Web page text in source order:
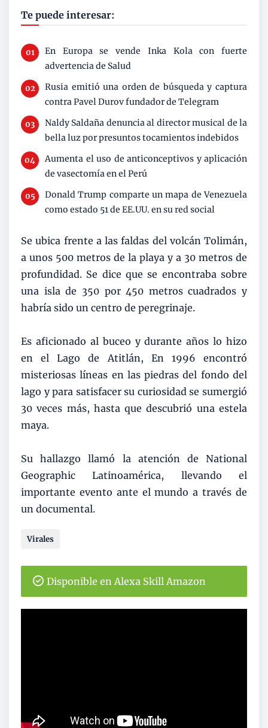
Te puede interesar:
En Europa se vende Inka Kola con fuerte
advertencia de Salud
Rusia emitió una orden de búsqueda y captura
contra Pavel Durov fundador de Telegram
Naldy Saldaña denuncia al director musical de la
bella luz por presuntos tocamientos indebidos
Aumenta el uso de anticonceptivos y aplicación
de vasectomía en el Perú
Donald Trump comparte un mapa de Venezuela
como estado 51 de EE.UU. en su red social
Se ubica frente a las faldas del volcán Tolimán,
a unos 500 metros de la playa y a 30 metros de
profundidad. Se dice que se encontraba sobre
una isla de 350 por 450 metros cuadrados y
habría sido un centro de peregrinaje.
Es aficionado al buceo y durante años lo hizo
en el Lago de Atitlán, En 1996 encontró
misteriosas líneas en las piedras del fondo del
lago y para satisfacer su curiosidad se sumergió
30 veces más, hasta que descubrió una estela
maya.
Su hallazgo llamó la atención de National
Geographic Latinoamérica, llevando el
importante evento ante el mundo a través de
un documental.
Virales
Disponible en Alexa Skill Amazon